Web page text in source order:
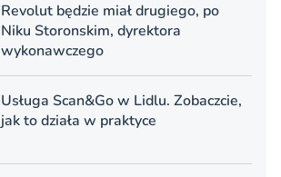
Revolut będzie miał drugiego, po
Niku Storonskim, dyrektora
wykonawczego
Usługa Scan&Go w Lidlu. Zobaczcie,
jak to działa w praktyce